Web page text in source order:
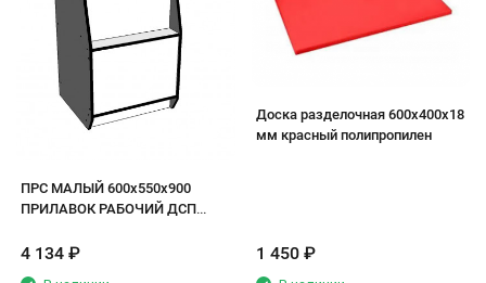
ПРС МАЛЫЙ 600х550х900
ПРИЛАВОК РАБОЧИЙ ДСП
4 134 ₽
Доска разделочная 600х400х18
мм красный полипропилен
1 450 ₽